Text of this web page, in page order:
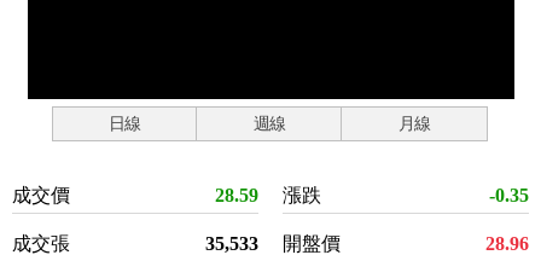
日線 週線 月線
成交價 28.59
成交張 35,533
漲跌 -0.35
開盤價 28.96